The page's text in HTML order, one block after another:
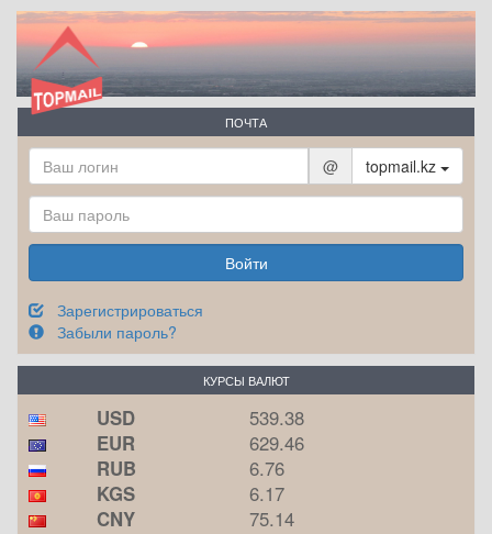
ПОЧТА
@ topmail.kz
Войти
Зарегистрироваться
Забыли пароль?
КУРСЫ ВАЛЮТ
USD
539.38
EUR
629.46
RUB
6.76
KGS
6.17
CNY
75.14